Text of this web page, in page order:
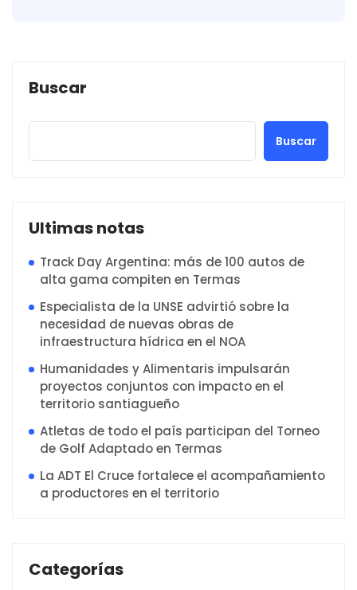
Buscar
Buscar
Ultimas notas
Track Day Argentina: más de 100 autos de
alta gama compiten en Termas
Especialista de la UNSE advirtió sobre la
necesidad de nuevas obras de
infraestructura hídrica en el NOA
Humanidades y Alimentaris impulsarán
proyectos conjuntos con impacto en el
territorio santiagueño
Atletas de todo el país participan del Torneo
de Golf Adaptado en Termas
La ADT El Cruce fortalece el acompañamiento
a productores en el territorio
Categorías